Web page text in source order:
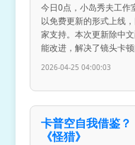
今日0点，小岛秀夫工作
以免费更新的形式上线
家支持。本次更新除中
能改进，解决了镜头卡
2026-04-25 04:00:03
卡普空自我借鉴
《怪猎》